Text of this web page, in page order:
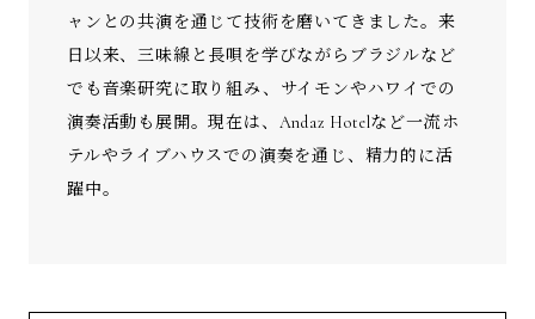
ャンとの共演を通じて技術を磨いてきました。来
日以来、三味線と長唄を学びながらブラジルなど
でも音楽研究に取り組み、サイモンやハワイでの
演奏活動も展開。現在は、Andaz Hotelなど一流ホ
テルやライブハウスでの演奏を通じ、精力的に活
躍中。